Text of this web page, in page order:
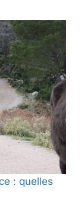
: quelles